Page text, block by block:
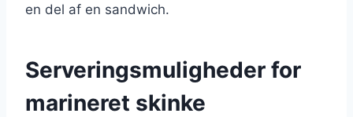
en del af en sandwich.
Serveringsmuligheder for
marineret skinke